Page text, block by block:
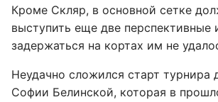
Кроме Скляр, в основной сетке
выступить еще две перспективные
задержаться на кортах им не
Неудачно сложился старт турнира
Софии Белинской, которая в